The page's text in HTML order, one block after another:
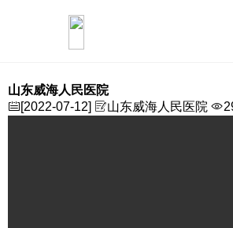
山东威海人民医院
[2022-07-12]
山东威海人民医院